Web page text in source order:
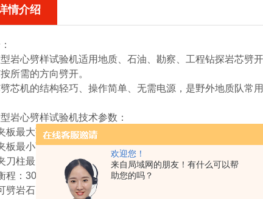
欢迎您！
来自局域网的朋友！有什么可以帮
助您的吗？
情介绍
岩心劈样试验机适用地质、石油、勘察、工程钻探岩芯劈
所需的方向劈开。
芯机的结构轻巧、操作简单、无需电源，是野外地质队常用
岩心劈样试验机技术参数：
板最大张口：210毫米
板最小张口：95毫米
刀柱最大行程：220毫米
程：30毫米
劈岩石：95－160毫米60－125毫米30－100毫米